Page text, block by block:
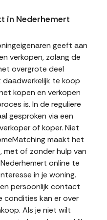
in Nederhemert
geeft aan
verkopen, zolang de
overgrote deel
daadwerkelijk te koop
kopen en verkopen
is. In de reguliere
gesproken via een
of koper. Niet
maakt het
met of zonder hulp van
online te
in je woning.
persoonlijk contact
condities kan er over
Als je niet wilt